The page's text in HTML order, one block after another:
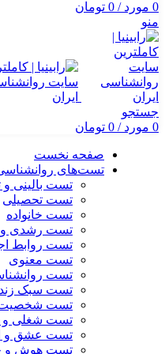
0 مورد/
0 تومان
منو
جستجو
0 مورد/
0 تومان
صفحه نخست
تست‌های
تست بالینی
تست تحصیلی
تست خانواده
تست رشدی و
تست روابط
تست معنوی
تست
تست سبک
تست
تست شغلی و
تست عشق و
تست هوش و